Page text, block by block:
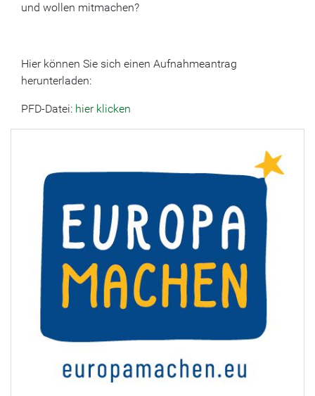
und wollen mitmachen?
Hier können Sie sich einen Aufnahmeantrag
herunterladen:
PFD-Datei: hier klicken